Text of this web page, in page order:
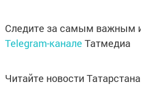
Следите за самым важным
Telegram-канале Татмедиа
Читайте новости